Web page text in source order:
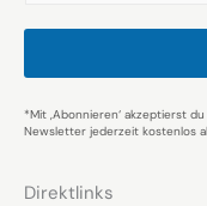
i
*
*Mit ‚Abonnieren‘ akzeptierst
Newsletter jederzeit kostenlos
Direktlinks